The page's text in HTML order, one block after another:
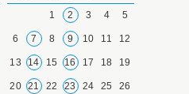
1 2 3 4 5
6 7 8 9 10 11 12
13 14 15 16 17 18 19
20 21 22 23 24 25 26